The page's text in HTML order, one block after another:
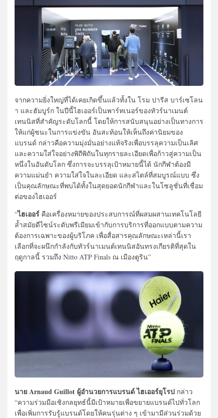
จากความยิ่งใหญ่ที่ได้เคยเกิดขึ้นแล้วทั้งใน โรม ปารีส บาร์เซโลน
า และฮัมบูร์ก ในปีนี้ไฮเออร์เป็นพาร์ทเนอร์ของทัวร์นาเมนต์
เทนนิสที่สำคัญระดับโลกนี้ โดยให้การสนับสนุนอย่างเป็นทางการ
ให้แก่ผู้ชนะในการแข่งขัน อันสะท้อนให้เห็นถึงค่านิยมของ
แบรนด์ กล่าวคือความมุ่งมั่นอย่างแท้จริงเพื่อบรรลุความเป็นเลิศ
และความใส่ใจอย่างพิถีพิถันในทุกรายละเอียดเพื่อก้าวสู่ความเป็น
หนึ่งในอันดับโลก ซึ่งการจะบรรลุเป้าหมายนี้ได้ นักกีฬาต้องมี
ความแม่นยำ ความใส่ใจในละเอียด และสไตล์ที่สมบูรณ์แบบ ซึ่ง
เป็นคุณลักษณะที่พบได้ทั้งในสุดยอดนักกีฬาและในโซลูชั่นที่เชื่อม
ต่อของไฮเออร์
“ไฮเออร์ คือเครื่องหมายของประสบการณ์ที่ผสมผสานเทคโนโลยี
ล้ำสมัยดีไซน์ระดับพรีเมียมเข้ากับการบริการที่ออกแบบตามความ
ต้องการเฉพาะของผู้บริโภค เพื่อสื่อสารคุณลักษณะเหล่านี้เรา
เลือกที่จะผนึกกำลังกับทัวร์นาเมนต์เทนนิสอันทรงเกียรติที่สุดใน
ฤดูกาลนี้ รวมถึง Nitto ATP Finals ณ เมืองตูริน”
นาย Arnaud Guillot ผู้อำนวยการแบรนด์ ไฮเออร์ยุโรป กล่าว
“ความร่วมมือเชิงกลยุทธ์นี้มีเป้าหมายเพื่อขยายแบรนด์ไปทั่วโลก
เพื่อเพิ่มการรับรู้แบรนด์โดยให้คนรุ่นต่าง ๆ เข้ามามีส่วนร่วมด้วย